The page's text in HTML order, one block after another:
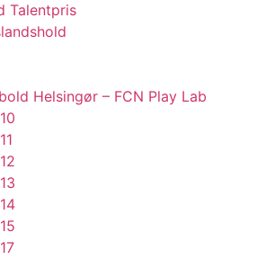
Talentpris
Helsingør – FCN Play Lab